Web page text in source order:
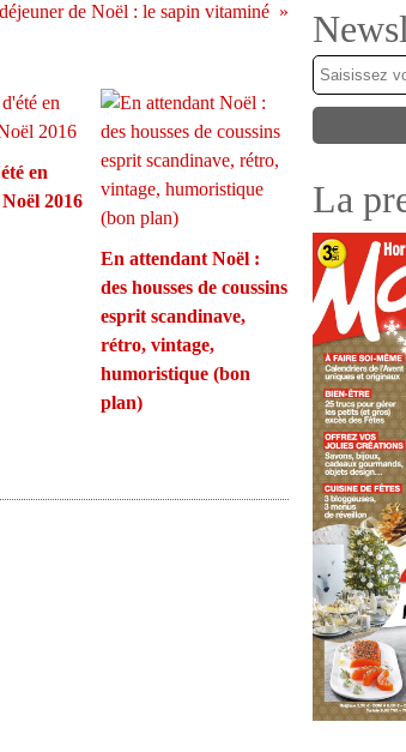
de Noël : le sapin vitaminé
en
2016
En attendant Noël :
des housses de coussins
esprit scandinave,
rétro, vintage,
humoristique (bon
plan)
La